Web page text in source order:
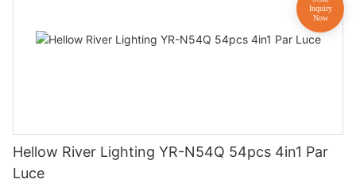
Hellow River Lighting YR-N54Q 54pcs 4in1 Par
Luce